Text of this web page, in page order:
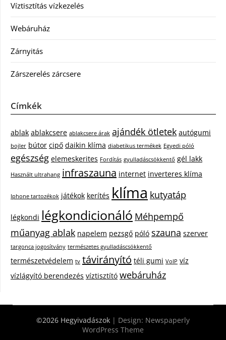
Víztisztítás vízkezelés
Webáruház
Zárnyitás
Zárszerelés zárcsere
Címkék
ablak ablakcsere ablakcsere árak ajándék ötletek autógumi
bojler bútor cipő daikin klíma diabetikus termékek Egyedi póló
egészség elemeskerites Fordítás gyulladáscsökkentő gél lakk
Használt ultrahang infraszauna internet inverteres klíma
Iphone tartozékok játékok kerítés klíma kutyatáp
légkondi légkondicionáló Méhpempő
műanyag ablak napelem pezsgő póló szauna szerver
targonca jogosítvány természetes gyulladáscsökkentő
természetvédelem tv távirányító téli gumi VoIP víz
vízlágyító berendezés víztisztító webáruház
©2026 Hegyivadászok | Design: Newspaperly
WordPress Theme